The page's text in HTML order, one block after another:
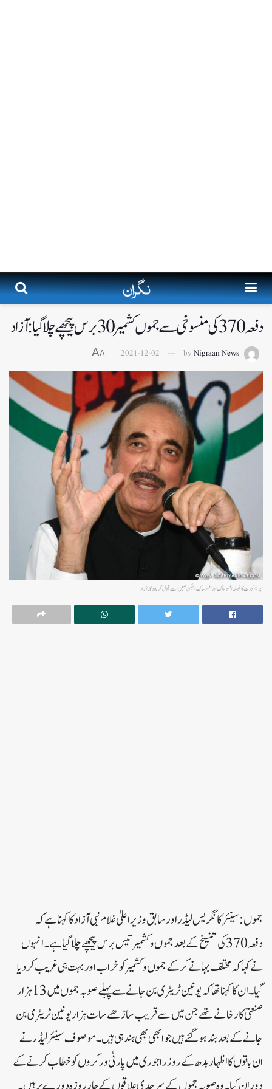
دفعہ 370کی منسوخی سے جموں کشمیر 30برس پیچھے چلا گیا: آزاد
by Nigraan News
2021-12-02
A
A
سپریم کورٹ کا فیصلہ افسوسناک اور افسوسناک؛ لیکن ہمیں اسے قبول کرنا ہوگا: آزاد
جموں:سینئر کانگریس لیڈر اور سابق وزیر اعلیٰ غلام نبی آزاد کا کہنا ہے کہ
دفعہ370 کی تنسیخ کے بعد جموں وکشمیر تیس برس پیچھے چلا گیا ہے ۔انہوں
نے کہا کہ مختلف بہانے کرکے جموں وکشمیر کو خراب اور بہت ہی غریب کر دیا
گیا۔ان کا کہنا تھا کہ یونین ٹریٹری بن جانے سے پہلے صوبہ جموں میں 13 ہزار
صنعتی کارخانے تھے جن میں سے قریب ساڑھے سات ہزار یونین ٹریٹری بن
جانے کے بعد بند ہوگئے ہیں جو ابھی بھی ہند ہی ہیں۔موصوف سینئر لیڈر نے
ان باتوں کا اظہار بدھ کے روز راجوری میں پارٹی ورکروں کو خطاب کرنے کے